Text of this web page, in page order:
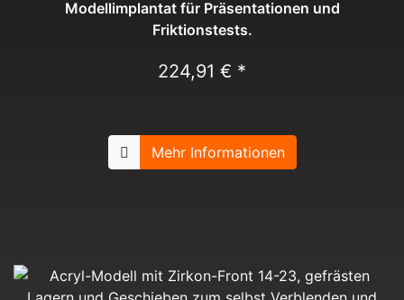
Modellimplantat für Präsentationen und
Friktionstests.
224,91 € *
Mehr Informationen